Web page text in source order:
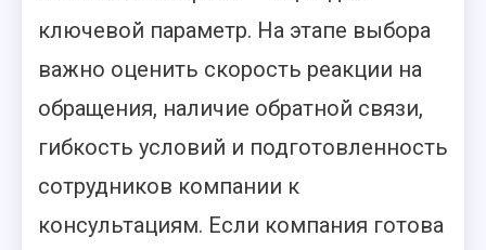
ключевой параметр. На этапе выбора
важно оценить скорость реакции на
обращения, наличие обратной связи,
гибкость условий и подготовленность
сотрудников компании к
консультациям. Если компания готова